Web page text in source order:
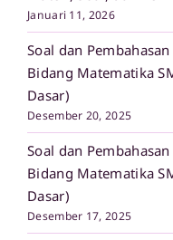
Januari 11, 2026
Soal dan
Bidang Matematika
Dasar)
Desember 20, 2025
Soal dan
Bidang Matematika
Dasar)
Desember 17, 2025